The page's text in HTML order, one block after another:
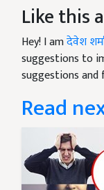
Like this
Hey! I amदेवेश
suggestions to
suggestions and
Read